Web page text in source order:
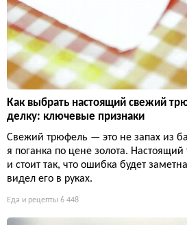
Как выбрать настоящий свежий
делку: ключевые признаки
Свежий трюфель — это не запах из
я поганка по цене золота. Настоящий
и стоит так, что ошибка будет
видел его в руках.
Еда и рецепты 6 448